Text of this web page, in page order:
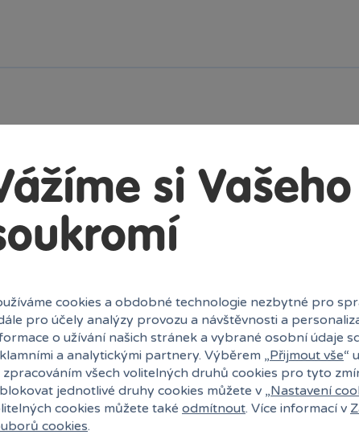
si Vašeho
cookies a obdobné technologie nezbytné pro
pro účely analýzy provozu a návštěvnosti a
o užívání našich stránek a vybrané osobní údaje
a analytickými partnery. Výběrem „Přijmout vše“
zpracováním všech volitelných druhů cookies pro tyto
jednotlivé druhy cookies můžete v „Nastavení
cookies můžete také odmítnout. Více informací v
cookies.